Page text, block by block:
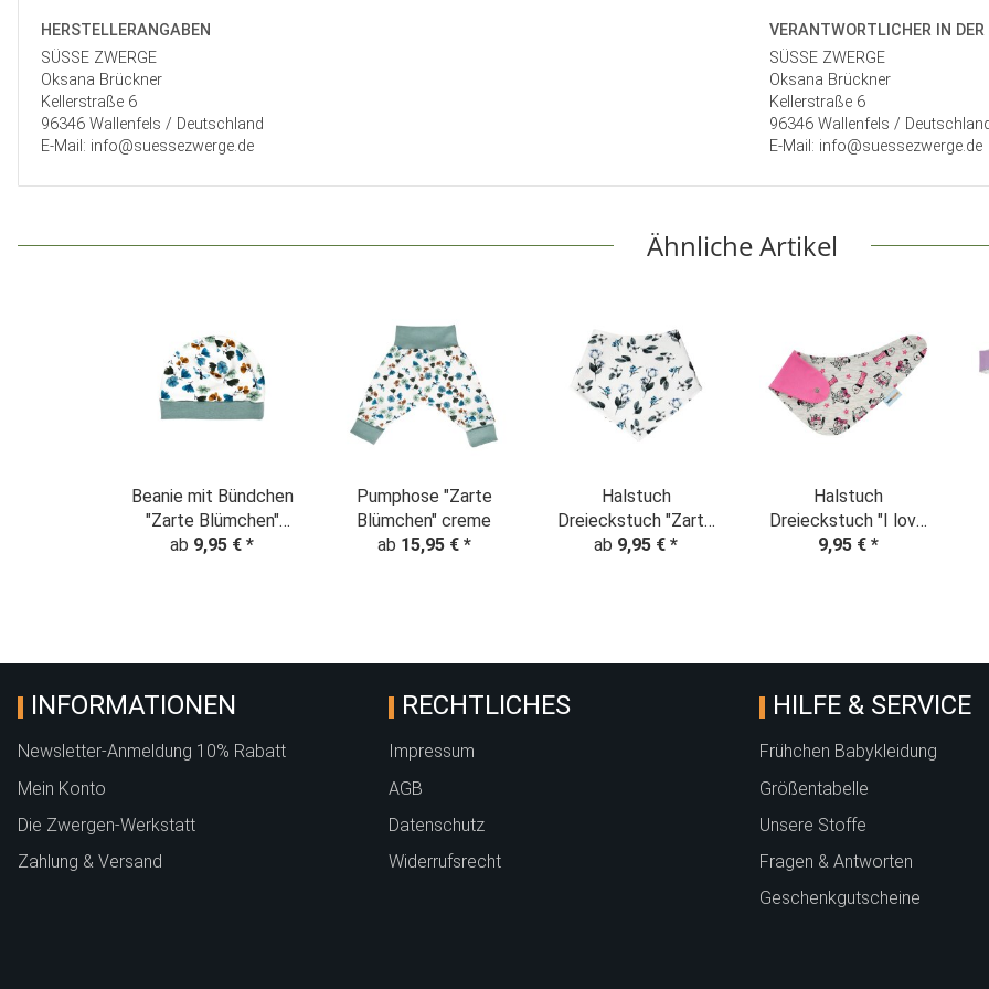
HERSTELLER­ANGABEN
SÜSSE ZWERGE
Oksana Brückner
Kellerstraße 6
96346 Wallenfels / Deutschland
E-Mail: info@suessezwerge.de
VERANTWORT­LICHER IN DER
SÜSSE ZWERGE
Oksana Brückner
Kellerstraße 6
96346 Wallenfels /
E-Mail: info@suessezwerge.de
Ähnliche Artikel
Beanie mit Bündchen
"Zarte Blümchen"
creme
ab 9,95 € *
Pumphose "Zarte
Blümchen" creme
ab 15,95 € *
Halstuch
Dreieckstuch "Zarte
Baumwollblumen"
ab 9,95 € *
Halstuch
Dreieckstuch "I love
my Dog"
9,95 € *
INFORMATIONEN
Newsletter-Anmeldung 10% Rabatt
Mein Konto
Die Zwergen-Werkstatt
Zahlung & Versand
RECHTLICHES
Impressum
AGB
Datenschutz
Widerrufsrecht
HILFE & SERVICE
Frühchen Babykleidung
Größentabelle
Unsere Stoffe
Fragen & Antworten
Geschenkgutscheine